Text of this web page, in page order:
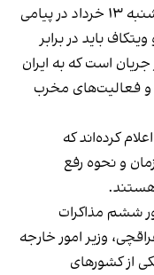
رهبر دموکرات‌های سنای آمریکا، روز سه‌شنبه ۱۳ خرداد در پیامی
باید در برابر
است که به ایران
و فعالیت‌های مخرب
کرده‌اند که
و نحوه رفع
هستند.
ششم مذاکرات
وزیر امور خارجه
از کشورهای